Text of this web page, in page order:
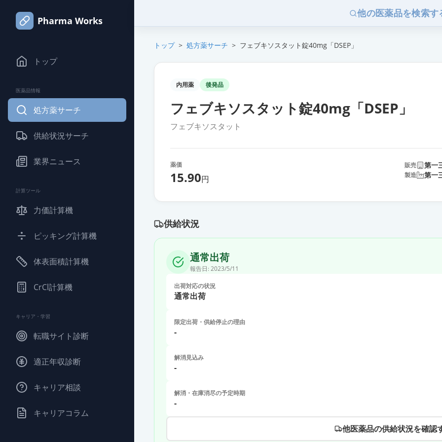
Pharma Works
トップ
医薬品情報
処方薬サーチ
供給状況サーチ
業界ニュース
計算ツール
力価計算機
ピッキング計算機
体表面積計算機
CrCl計算機
キャリア・学習
転職サイト診断
適正年収診断
キャリア相談
キャリアコラム
他の医薬品を検索す
トップ > 処方薬サーチ > フェブキソスタット錠40mg「DSEP」
内用薬 後発品
フェブキソスタット錠40mg「DSEP」
フェブキソスタット
薬価
15.90円
販売 第一
製造 第一
供給状況
通常出荷
報告日: 2023/5/11
出荷対応の状況
通常出荷
限定出荷・供給停止の理由
-
解消見込み
-
解消・在庫消尽の予定時期
-
他医薬品の供給状況を確認